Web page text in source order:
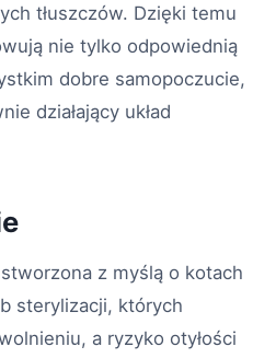
tłuszczów. Dzięki temu
nie tylko odpowiednią
dobre samopoczucie,
działający układ
stworzona z myślą o kotach
sterylizacji, których
a ryzyko otyłości